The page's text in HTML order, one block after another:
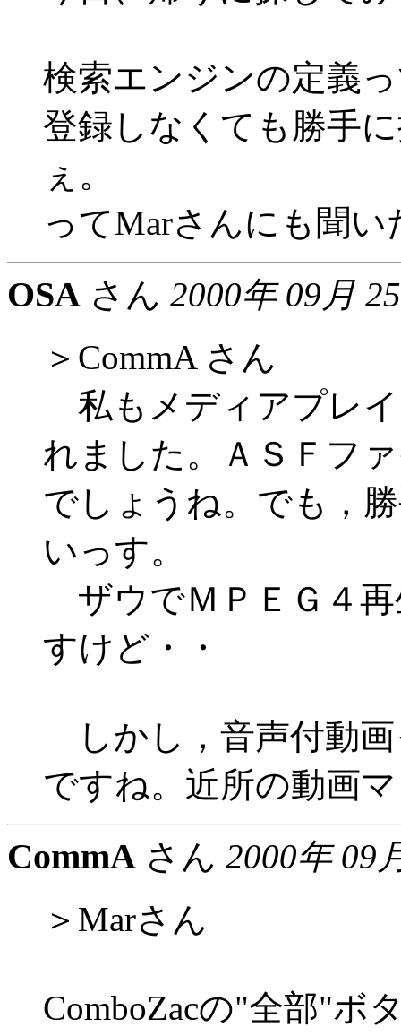
検索エンジンの定義
登録しなくても勝手
ぇ。
ってMarさんにも聞
OSA さん 2000年 09月
＞CommA さん
私もメディアプレ
れました。ＡＳＦフ
でしょうね。でも，
いっす。
ザウでＭＰＥＧ４
すけど・・
しかし，音声付動
ですね。近所の動画
CommA さん 2000年 09
＞Marさん
ComboZacの"全部"ボ